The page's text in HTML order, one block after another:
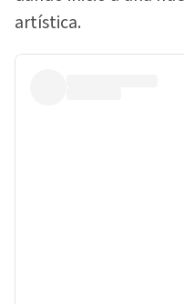
artística.